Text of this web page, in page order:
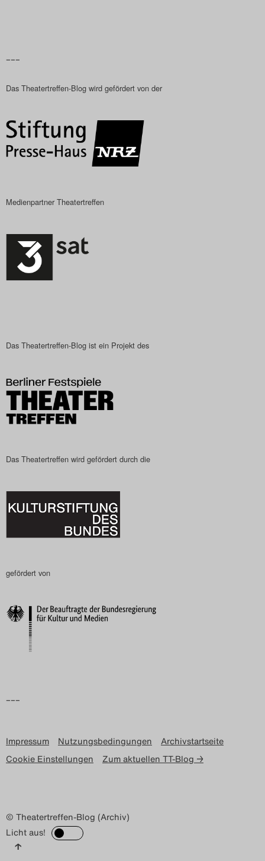
–––
Das Theatertreffen-Blog wird gefördert von der
Medienpartner Theatertreffen
Das Theatertreffen-Blog ist ein Projekt des
Das Theatertreffen wird gefördert durch die
gefördert von
–––
Impressum Nutzungsbedingungen
Archivstartseite
Cookie Einstellungen
Zum aktuellen TT-Blog →
© Theatertreffen-Blog (Archiv)
Licht aus!
↑